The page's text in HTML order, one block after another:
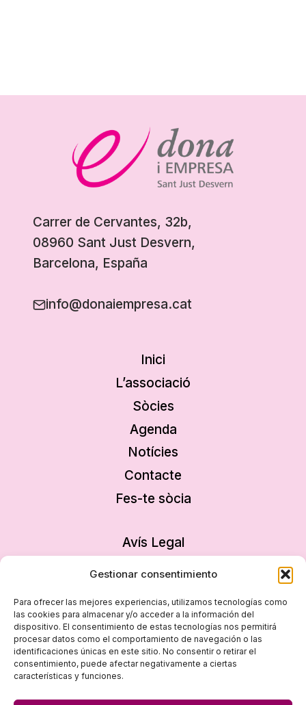
Gestionar consentimiento
Para ofrecer las mejores experiencias, utilizamos tecnologías como
las cookies para almacenar y/o acceder a la información del
dispositivo. El consentimiento de estas tecnologías nos permitirá
procesar datos como el comportamiento de navegación o las
identificaciones únicas en este sitio. No consentir o retirar el
consentimiento, puede afectar negativamente a ciertas
características y funciones.
Carrer de Cervantes, 32b,
08960 Sant Just Desvern,
Barcelona, España
info@donaiempresa.cat
Inici
L’associació
Sòcies
Agenda
Notícies
Contacte
Fes-te sòcia
Avís Legal
Declaració d’accessibilitat
Mapa del lloc